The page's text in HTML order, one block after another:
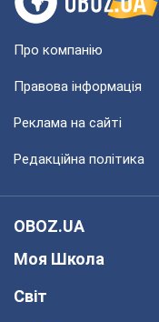
Про компанію
Правова інформація
Реклама на сайті
Редакційна політика
OBOZ.UA
Моя Школа
Світ